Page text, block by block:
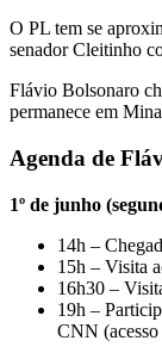
O PL tem se
senadorCleitinho
Flávio Bolsonaro
permanece em
Agenda de
1º de junho
14h –
15h – Visita
16h30 –
19h –
CNN (acesso